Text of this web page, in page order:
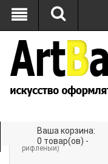
Ваша корзина:
0 товар(ов) -
Главная»ФОТОРАМКИ
рифленый)